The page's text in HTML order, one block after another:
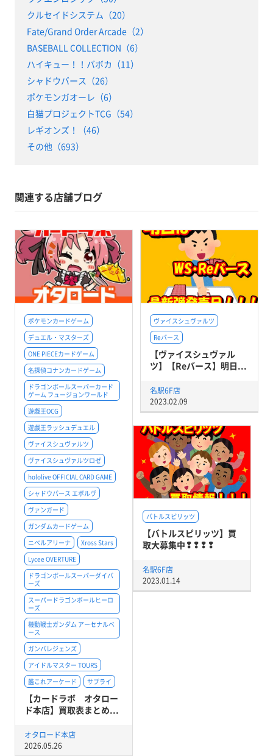
クルセイドシステム（20）
Fate/Grand Order Arcade（2）
BASEBALL COLLECTION（6）
ハイキュー！！バボカ（11）
シャドウバース（26）
ポケモンガオーレ（6）
白猫プロジェクトTCG（54）
レギオンズ！（46）
その他（693）
関連する店舗ブログ
ポケモンカードゲーム
デュエル・マスターズ
ONE PIECEカードゲーム
名探偵コナンカードゲーム
ドラゴンボールスーパーカード
ゲーム フュージョンワールド
遊戯王OCG
遊戯王ラッシュデュエル
ヴァイスシュヴァルツ
ヴァイスシュヴァルツロゼ
hololive OFFICIAL CARD GAME
シャドウバース エボルヴ
ヴァンガード
ガンダムカードゲーム
ニベルアリーナ
Xross Stars
Lycee OVERTURE
ドラゴンボールスーパーダイバ
ーズ
スーパードラゴンボールヒーロ
ーズ
機動戦士ガンダム アーセナルベ
ース
ガンバレジェンズ
アイドルマスター TOURS
艦これアーケード
サプライ
【カードラボ オタロー
ド本店】買取表まとめ...
オタロード本店
2026.05.26
ヴァイスシュヴァルツ
Reバース
【ヴァイスシュヴァル
ツ】【Reバース】明日...
名駅6F店
2023.02.09
バトルスピリッツ
【バトルスピリッツ】買
取大募集中❢❢❢❢
名駅6F店
2023.01.14